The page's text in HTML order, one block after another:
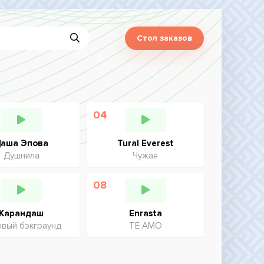
Стол заказов
Эпова
Душнила
04
Tural Everest
Чужая
бэкграунд
08
Enrasta
ТЕ АМО